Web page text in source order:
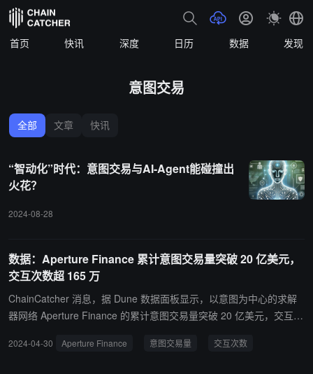
首页 快讯 深度 日历 数据 发现
意图交易
全部 文章 快讯
“智动化”时代：意图交易与AI-Agent能碰撞出
火花？
2024-08-28
数据：Aperture Finance 累计意图交易量突破 20 亿美元，
交互次数超 165 万
ChainCatcher 消息，据 Dune 数据面板显示，以意图为中心的求解
器网络 Aperture Finance 的累计意图交易量突破 20 亿美元，交互次
AI 与 Intent 相结合，构建了一个由底层 Intent 基础设施支持的新型
2024-04-30 Aperture Finance 意图交易量 交互次数